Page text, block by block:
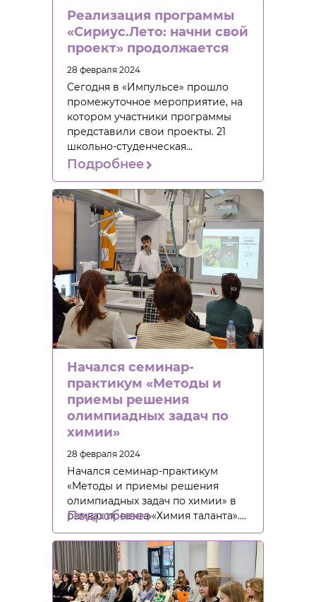
Реализация программы
«Сириус.Лето: начни свой
проект» продолжается
28 февраля 2024
Сегодня в «Импульсе» прошло
промежуточное мероприятие, на
котором участники программы
представили свои проекты. 21
школьно-студенческая…
Подробнее
Начался семинар-
практикум «Методы и
приемы решения
олимпиадных задач по
химии»
28 февраля 2024
Начался семинар-практикум
«Методы и приемы решения
олимпиадных задач по химии» в
рамках проекта «Химия таланта».…
Подробнее